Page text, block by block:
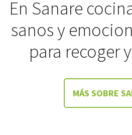
En Sanare
sanos y
para recoger
MÁS SOBRE